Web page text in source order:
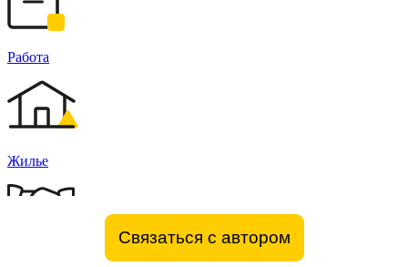
Связаться с автором
Работа
Жилье